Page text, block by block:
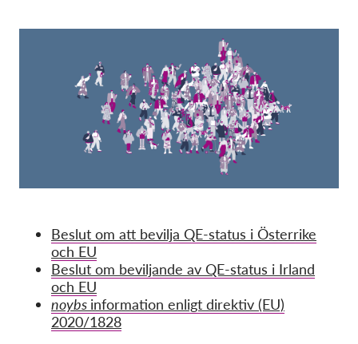
GDPRhub
Beslut om att bevilja QE-status i Österrike
och EU
Beslut om beviljande av QE-status i Irland
och EU
noybs information enligt direktiv (EU)
2020/1828